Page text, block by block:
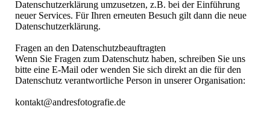
Datenschutzerklärung umzusetzen, z.B. bei der Einführung
neuer Services. Für Ihren erneuten Besuch gilt dann die neue
Datenschutzerklärung.
Fragen an den Datenschutzbeauftragten
Wenn Sie Fragen zum Datenschutz haben, schreiben Sie uns
bitte eine E-Mail oder wenden Sie sich direkt an die für den
Datenschutz verantwortliche Person in unserer Organisation:
kontakt@andresfotografie.de